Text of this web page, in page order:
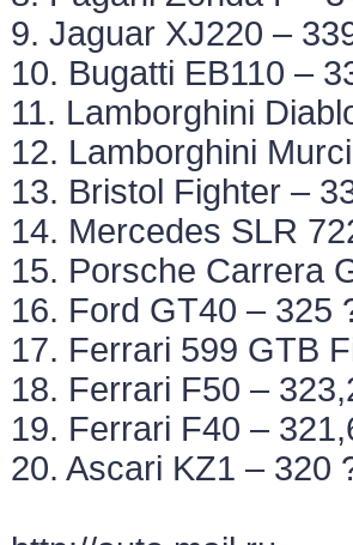
9. Jaguar XJ220 –
10. Bugatti EB110 –
11. Lamborghini
12. Lamborghini
13. Bristol Fighter –
14. Mercedes SLR
15. Porsche Carrera
16. Ford GT40 – 325
17. Ferrari 599 GTB
18. Ferrari F50 –
19. Ferrari F40 –
20. Ascari KZ1 – 320